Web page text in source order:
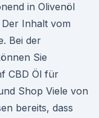
in Olivenöl
Inhalt vom
Bei der
Sie
CBD Öl für
Shop Viele von
bereits, dass